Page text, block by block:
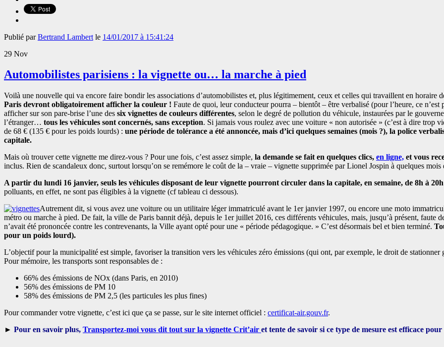
Publié parBertrand Lambert le 14/01/2017 à 15:41:24
29 Nov
Automobilistes parisiens : la vignette ou… la marche à pied
Voilà une nouvelle qui va encore faire bondir les associations d’automobilistes et, plus légitimement, ceux et celles qui travaillent en horaire
Paris devront obligatoirement afficher la couleur ! Faute de quoi, leur conducteur pourra – bientôt – être verbalisé (pour l’heure, ce
afficher sur son pare-brise l’une des six vignettes de couleurs différentes, selon le degré de pollution du véhicule, instaurées par le
l’étranger… tous les véhicules sont concernés, sans exception. Si jamais vous roulez avec une voiture « non autorisée » (c’est à dire trop
de 68 € (135 € pour les poids lourds) : une période de tolérance a été annoncée, mais d’ici quelques semaines (mois ?), la police
capitale.
Mais où trouver cette vignette me direz-vous ? Pour une fois, c’est assez simple, la demande se fait en quelques clics, en ligne, et vous
inclus. Rien de scandaleux donc, surtout lorsqu’on se remémore le coût de la – vraie – vignette supprimée par Lionel Jospin à quelques
A partir du lundi 16 janvier, seuls les véhicules disposant de leur vignette pourront circuler dans la capitale, en semaine, de 8h à 20h
polluants, en effet, ne sont pas éligibles à la vignette (cf tableau ci dessous).
Autrement dit, si vous avez une voiture ou un utilitaire léger immatriculé avant le 1er janvier 1997, ou encore une moto
métro ou marche à pied. De fait, la ville de Paris bannit déjà, depuis le 1er juillet 2016, ces différents véhicules, mais, jusqu’à présent, faute
n’avait été prononcée contre les contrevenants, la Ville ayant opté pour une « période pédagogique. » C’est désormais bel et bien terminé.
pour un poids lourd).
L’objectif pour la municipalité est simple, favoriser la transition vers les véhicules zéro émissions (qui ont, par exemple, le droit de
Pour mémoire, les transports sont responsables de :
66% des émissions de NOx (dans Paris, en 2010)
56% des émissions de PM 10
58% des émissions de PM 2,5 (les particules les plus fines)
Pour commander votre vignette, c’est ici que ça se passe, sur le site internet officiel : certificat-air.gouv.fr.
► Pour en savoir plus, Transportez-moi vous dit tout sur la vignette Crit’air et tente de savoir si ce type de mesure est efficace